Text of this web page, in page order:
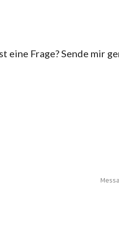
Frage? Sende mir